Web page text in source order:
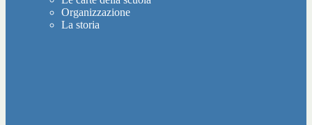
Organizzazione
La storia